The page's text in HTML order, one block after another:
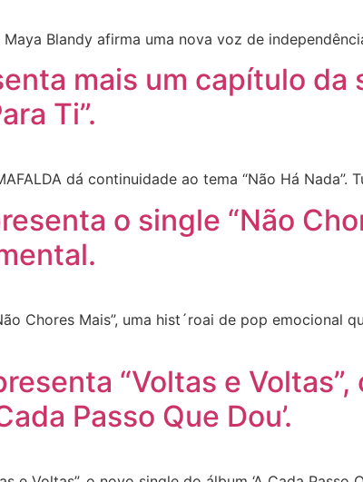
Blandy afirma uma nova voz de
mais um capítulo
Ti”.
dá continuidade ao tema “Não Há
o single “Não
Chores Mais”, uma hist´roai de pop
“Voltas e
Passo Que Dou’.